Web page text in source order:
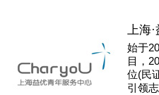
上海
始于
目，
位(民
引领